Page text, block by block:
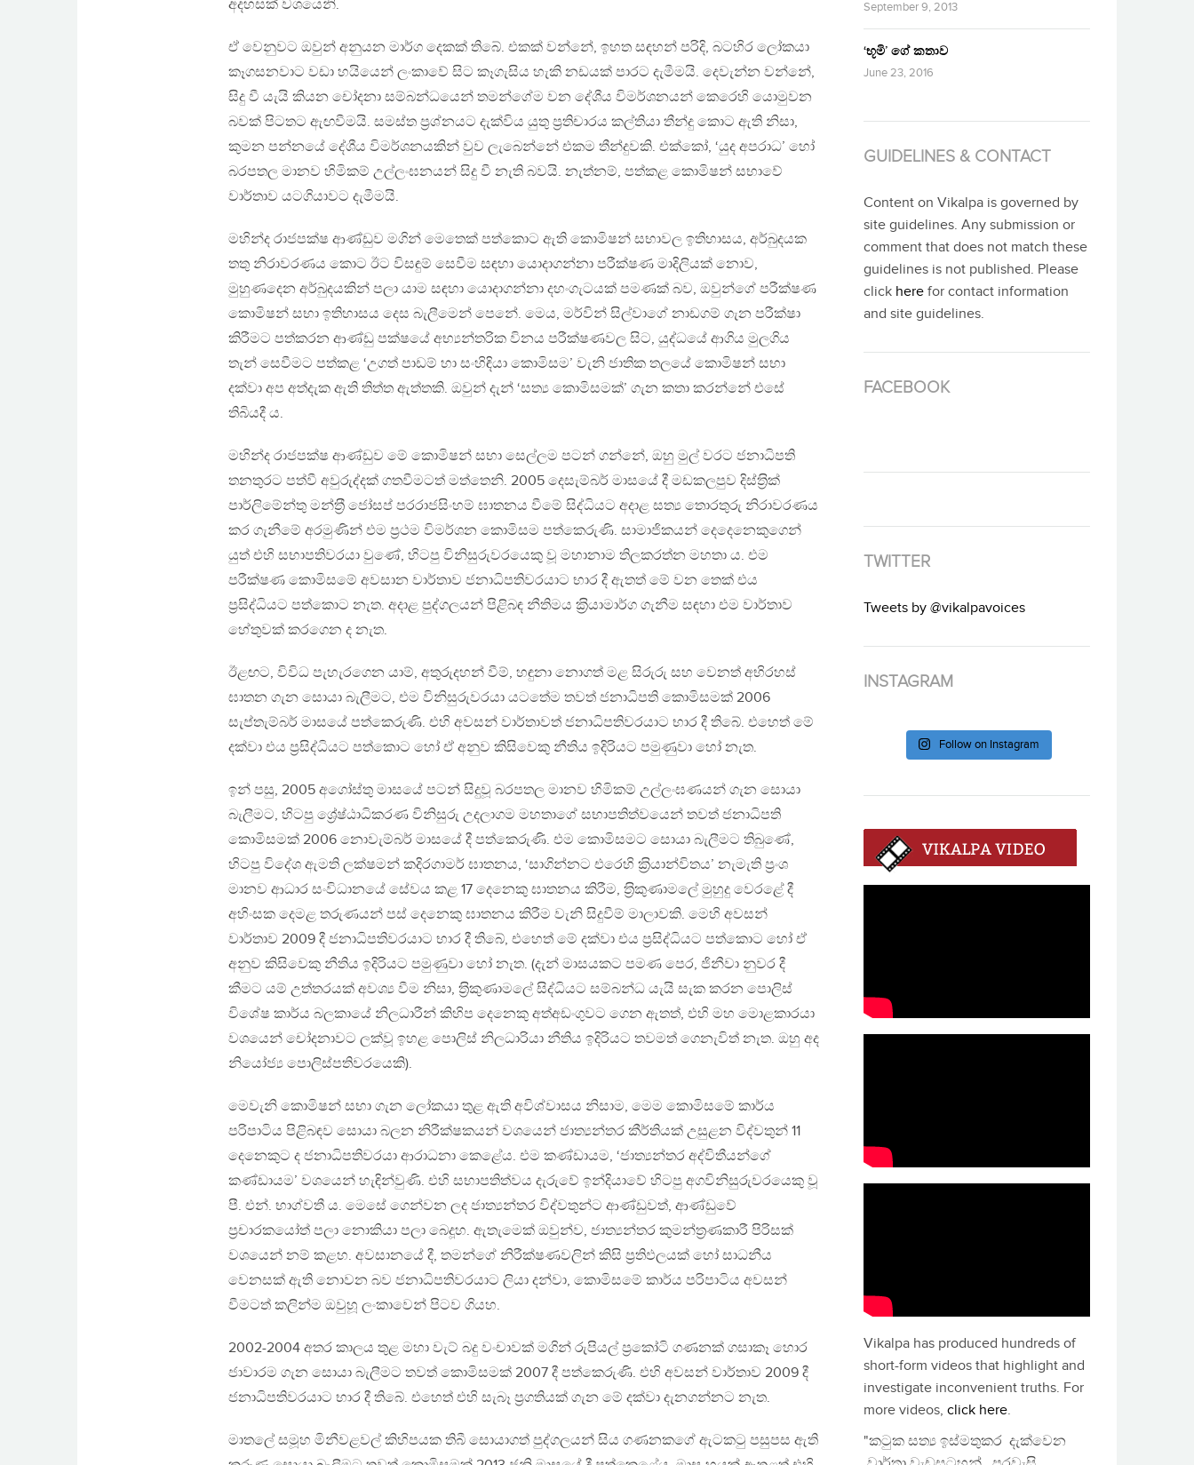
අදහසක් වශයෙනි.
ඒ වෙනුවට ඔවුන් අනුයන මාර්ග දෙකක් තිබේ. එකක් වන්නේ, ඉහත සඳහන් පරිදි, බටහිර ලෝකයා
කෑගසනවාට වඩා හයියෙන් ලංකාවේ සිට කෑගැසිය හැකි නඩයක් පාරට දැමීමයි. දෙවැන්න වන්නේ,
සිදු වී යැයි කියන චෝදනා සම්බන්ධයෙන් තමන්ගේම වන දේශීය විමර්ශනයන් කෙරෙහි යොමුවන
බවක් පිටතට ඇඟවීමයි. සමස්ත ප‍්‍රශ්නයට දැක්විය යුතු ප‍්‍රතිචාරය කල්තියා තීන්දු කොට ඇති නිසා,
කුමන පන්නයේ දේශීය විමර්ශනයකින් වුව ලැබෙන්නේ එකම තීන්දුවකි. එක්කෝ, ‘යුද අපරාධ’ හෝ
බරපතල මානව හිමිකම් උල්ලංඝනයන් සිදු වී නැති බවයි. නැත්නම්, පත්කළ කොමිෂන් සභාවේ
වාර්තාව යටගියාවට දැමීමයි.
මහින්ද රාජපක්ෂ ආණ්ඩුව මගින් මෙතෙක් පත්කොට ඇති කොමිෂන් සභාවල ඉතිහාසය, අර්බුදයක
තතු නිරාවරණය කොට ඊට විසඳුම් සෙවීම සඳහා යොදාගන්නා පරීක්ෂණ මාදිලියක් නොව,
මුහුණදෙන අර්බුදයකින් පලා යාම සඳහා යොදාගන්නා දහංගැටයක් පමණක් බව, ඔවුන්ගේ පරීක්ෂණ
කොමිෂන් සභා ඉතිහාසය දෙස බැලීමෙන් පෙනේ. මෙය, මර්වින් සිල්වාගේ නාඩගම් ගැන පරීක්ෂා
කිරීමට පත්කරන ආණ්ඩු පක්ෂයේ අභ්‍යන්තරික විනය පරීක්ෂණවල සිට, යුද්ධයේ ආගිය මුලගිය
තැන් සෙවීමට පත්කළ ‘උගත් පාඩම් හා සංහිඳියා කොමිසම’ වැනි ජාතික තලයේ කොමිෂන් සභා
දක්වා අප අත්දැක ඇති තිත්ත ඇත්තකි. ඔවුන් දැන් ‘සත්‍ය කොමිසමක්’ ගැන කතා කරන්නේ එසේ
තිබියදී ය.
මහින්ද රාජපක්ෂ ආණ්ඩුව මේ කොමිෂන් සභා සෙල්ලම පටන් ගන්නේ, ඔහු මුල් වරට ජනාධිපති
තනතුරට පත්වී අවුරුද්දක් ගතවීමටත් මත්තෙනි. 2005 දෙසැම්බර් මාසයේ දී මඩකලපුව දිස්ත‍්‍රික්
පාර්ලිමේන්තු මන්ත‍්‍රී ජෝසප් පරරාජසිංහම් ඝාතනය වීමේ සිද්ධියට අදාළ සත්‍ය තොරතුරු නිරාවරණය
කර ගැනීමේ අරමුණින් එම ප‍්‍රථම විමර්ශන කොමිසම පත්කෙරුණි. සාමාජිකයන් දෙදෙනෙකුගෙන්
යුත් එහි සභාපතිවරයා වුණේ, හිටපු විනිසුරුවරයෙකු වූ මහානාම තිලකරත්න මහතා ය. එම
පරීක්ෂණ කොමිසමේ අවසාන වාර්තාව ජනාධිපතිවරයාට භාර දී ඇතත් මේ වන තෙක් එය
ප‍්‍රසිද්ධියට පත්කොට නැත. අදාළ පුද්ගලයන් පිළිබඳ නීතිමය ක‍්‍රියාමාර්ග ගැනීම සඳහා එම වාර්තාව
හේතුවක් කරගෙන ද නැත.
ඊළඟට, විවිධ පැහැරගෙන යාම්, අතුරුදහන් වීම්, හඳුනා නොගත් මළ සිරුරු සහ වෙනත් අභිරහස්
ඝාතන ගැන සොයා බැලීමට, එම විනිසුරුවරයා යටතේම තවත් ජනාධිපති කොමිසමක් 2006
සැප්තැම්බර් මාසයේ පත්කෙරුණි. එහි අවසන් වාර්තාවත් ජනාධිපතිවරයාට භාර දී තිබේ. එහෙත් මේ
දක්වා එය ප‍්‍රසිද්ධියට පත්කොට හෝ ඒ අනුව කිසිවෙකු නීතිය ඉදිරියට පමුණුවා හෝ නැත.
ඉන් පසු, 2005 අගෝස්තු මාසයේ පටන් සිදුවූ බරපතල මානව හිමිකම් උල්ලංඝණයන් ගැන සොයා
බැලීමට, හිටපු ශ්‍රේෂ්ඨාධිකරණ විනිසුරු උදලාගම මහතාගේ සභාපතිත්වයෙන් තවත් ජනාධිපති
කොමිසමක් 2006 නොවැම්බර් මාසයේ දී පත්කෙරුණි. එම කොමිසමට සොයා බැලීමට තිබුණේ,
හිටපු විදේශ ඇමති ලක්ෂමන් කදිරගාමර් ඝාතනය, ‘සාගින්නට එරෙහි ක‍්‍රියාන්විතය’ නැමැති ප‍්‍රංශ
මානව ආධාර සංවිධානයේ සේවය කළ 17 දෙනෙකු ඝාතනය කිරීම, ත‍්‍රිකුණාමලේ මුහුදු වෙරළේ දී
අහිංසක දෙමළ තරුණයන් පස් දෙනෙකු ඝාතනය කිරීම වැනි සිදුවීම් මාලාවකි. මෙහි අවසන්
වාර්තාව 2009 දී ජනාධිපතිවරයාට භාර දී තිබේ, එහෙත් මේ දක්වා එය ප‍්‍රසිද්ධියට පත්කොට හෝ ඒ
අනුව කිසිවෙකු නීතිය ඉදිරියට පමුණුවා හෝ නැත. (දැන් මාසයකට පමණ පෙර, ජිනීවා නුවර දී
කීමට යම් උත්තරයක් අවශ්‍ය වීම නිසා, ත‍්‍රිකුණාමලේ සිද්ධියට සම්බන්ධ යැයි සැක කරන පොලිස්
විශේෂ කාර්ය බලකායේ නිලධාරීන් කිහිප දෙනෙකු අත්අඩංගුවට ගෙන ඇතත්, එහි මහ මොළකාරයා
වශයෙන් චෝදනාවට ලක්වූ ඉහළ පොලිස් නිලධාරියා නීතිය ඉදිරියට තවමත් ගෙනැවිත් නැත. ඔහු අද
නියෝජ්‍ය පොලිස්පතිවරයෙකි).
මෙවැනි කොමිෂන් සභා ගැන ලෝකයා තුළ ඇති අවිශ්වාසය නිසාම, මෙම කොමිසමේ කාර්ය
පරිපාටිය පිළිබඳව සොයා බලන නිරීක්ෂකයන් වශයෙන් ජාත්‍යන්තර කීර්තියක් උසුළන විද්වතුන් 11
දෙනෙකුට ද ජනාධිපතිවරයා ආරාධනා කෙළේය. එම කණ්ඩායම, ‘ජාත්‍යන්තර අද්විතීයන්ගේ
කණ්ඩායම’ වශයෙන් හැඳින්වුණි. එහි සභාපතිත්වය දැරුවේ ඉන්දියාවේ හිටපු අගවිනිසුරුවරයෙකු වූ
පී. එන්. භාග්වතී ය. මෙසේ ගෙන්වන ලද ජාත්‍යන්තර විද්වතුන්ට ආණ්ඩුවත්, ආණ්ඩුවේ
ප‍්‍රචාරකයෝත් පලා නොකියා පලා බෙදූහ. ඇතැමෙක් ඔවුන්ව, ජාත්‍යන්තර කුමන්ත‍්‍රණකාරී පිරිසක්
වශයෙන් නම් කළහ. අවසානයේ දී, තමන්ගේ නිරීක්ෂණවලින් කිසි ප‍්‍රතිඵලයක් හෝ සාධනීය
වෙනසක් ඇති නොවන බව ජනාධිපතිවරයාට ලියා දන්වා, කොමිසමේ කාර්ය පරිපාටිය අවසන්
වීමටත් කලින්ම ඔවුහූ ලංකාවෙන් පිටව ගියහ.
2002-2004 අතර කාලය තුළ මහා වැට් බදු වංචාවක් මගින් රුපියල් ප‍්‍රකෝටි ගණනක් ගසාකෑ හොර
ජාවාරම ගැන සොයා බැලීමට තවත් කොමිසමක් 2007 දී පත්කෙරුණි. එහි අවසන් වාර්තාව 2009 දී
ජනාධිපතිවරයාට භාර දී තිබේ. එහෙත් එහි සැබෑ ප‍්‍රගතියක් ගැන මේ දක්වා දැනගන්නට නැත.
මාතලේ සමූහ මිනීවළවල් කිහිපයක තිබී සොයාගත් පුද්ගලයන් සිය ගණනකගේ ඇටකටු පසුපස ඇති
September 9, 2013
‘භූමි’ ගේ කතාව
June 23, 2016
GUIDELINES & CONTACT
Content on Vikalpa is governed by
site guidelines. Any submission or
comment that does not match these
guidelines is not published. Please
click here for contact information
and site guidelines.
FACEBOOK
TWITTER
Tweets by @vikalpavoices
INSTAGRAM
Follow on Instagram
Vikalpa has produced hundreds of
short-form videos that highlight and
investigate inconvenient truths. For
more videos, click here.
"කටුක සත්‍ය ඉස්මතුකර දැක්වෙන